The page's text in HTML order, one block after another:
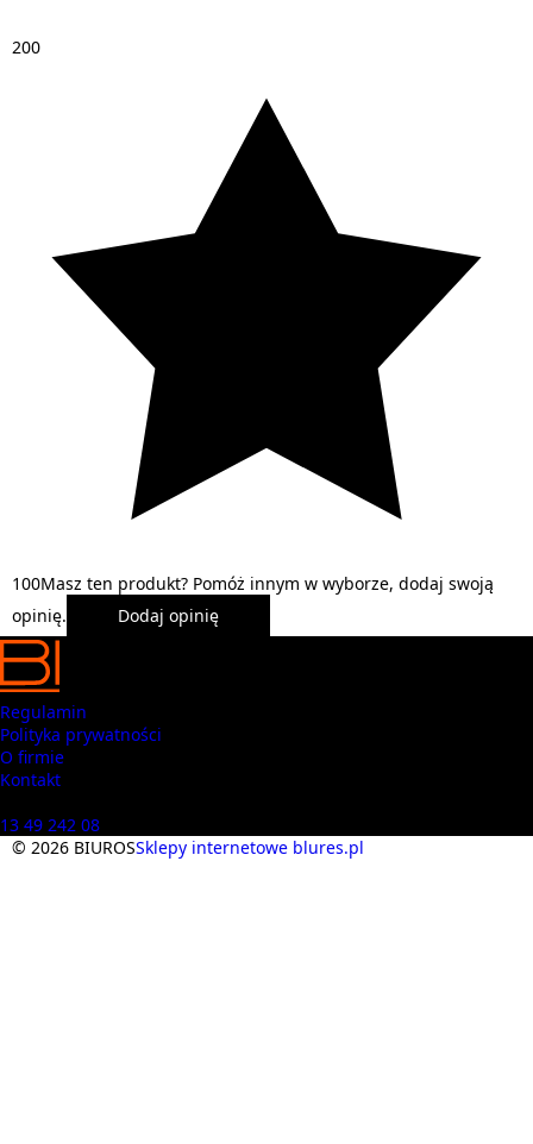
200
100Masz ten produkt? Pomóż innym w wyborze, dodaj swoją
opinię.
Dodaj opinię
Regulamin
Polityka prywatności
O firmie
Kontakt
13 49 242 08
© 2026 BIUROSSklepy internetowe blures.pl